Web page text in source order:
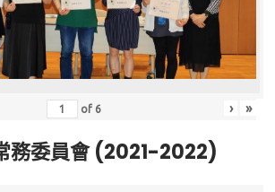
of 6 › »
務委員會 (2021-2022)